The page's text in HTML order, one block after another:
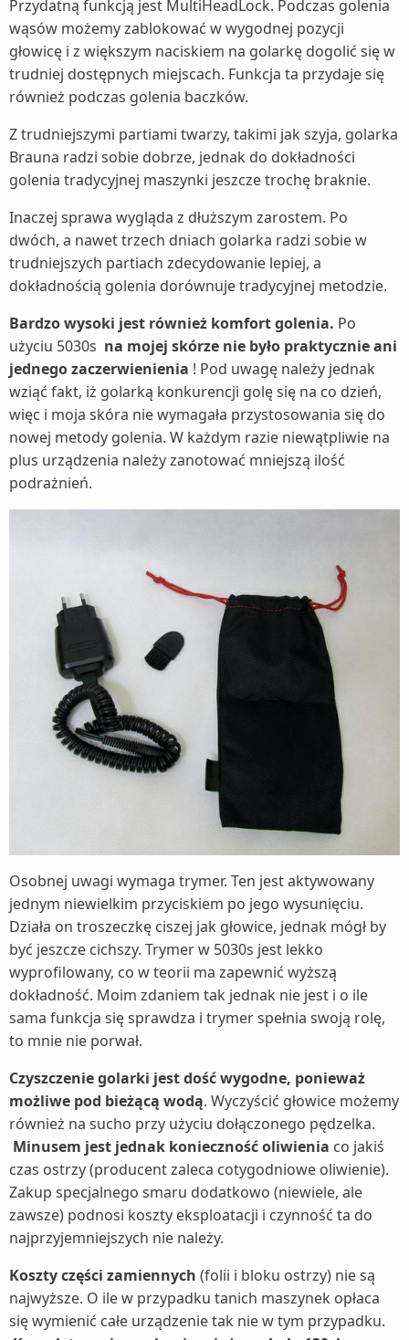
Przydatną funkcją jest MultiHeadLock. Podczas golenia
wąsów możemy zablokować w wygodnej pozycji
głowicę i z większym naciskiem na golarkę dogolić się w
trudniej dostępnych miejscach. Funkcja ta przydaje się
również podczas golenia baczków.
Z trudniejszymi partiami twarzy, takimi jak szyja, golarka
Brauna radzi sobie dobrze, jednak do dokładności
golenia tradycyjnej maszynki jeszcze trochę braknie.
Inaczej sprawa wygląda z dłuższym zarostem. Po
dwóch, a nawet trzech dniach golarka radzi sobie w
trudniejszych partiach zdecydowanie lepiej, a
dokładnością golenia dorównuje tradycyjnej metodzie.
Bardzo wysoki jest również komfort golenia. Po
użyciu 5030s na mojej skórze nie było praktycznie ani
jednego zaczerwienienia ! Pod uwagę należy jednak
wziąć fakt, iż golarką konkurencji golę się na co dzień,
więc i moja skóra nie wymagała przystosowania się do
nowej metody golenia. W każdym razie niewątpliwie na
plus urządzenia należy zanotować mniejszą ilość
podrażnień.
Osobnej uwagi wymaga trymer. Ten jest aktywowany
jednym niewielkim przyciskiem po jego wysunięciu.
Działa on troszeczkę ciszej jak głowice, jednak mógł by
być jeszcze cichszy. Trymer w 5030s jest lekko
wyprofilowany, co w teorii ma zapewnić wyższą
dokładność. Moim zdaniem tak jednak nie jest i o ile
sama funkcja się sprawdza i trymer spełnia swoją rolę,
to mnie nie porwał.
Czyszczenie golarki jest dość wygodne, ponieważ
możliwe pod bieżącą wodą. Wyczyścić głowice możemy
również na sucho przy użyciu dołączonego pędzelka.
Minusem jest jednak konieczność oliwienia co jakiś
czas ostrzy (producent zaleca cotygodniowe oliwienie).
Zakup specjalnego smaru dodatkowo (niewiele, ale
zawsze) podnosi koszty eksploatacji i czynność ta do
najprzyjemniejszych nie należy.
Koszty części zamiennych (folii i bloku ostrzy) nie są
najwyższe. O ile w przypadku tanich maszynek opłaca
się wymienić całe urządzenie tak nie w tym przypadku.